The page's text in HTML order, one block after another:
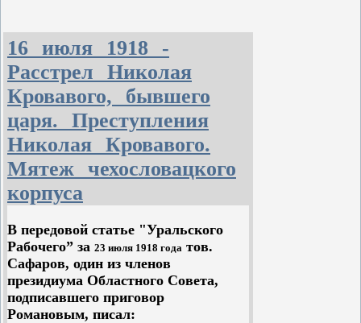
В беспрерывном грохоте битв, в
течение лет потрясавших еще не
окрепший организм Советской
России, не было времени
остановиться на этом эпизоде
рабочей революции.
Теперь же, подводя четырехлетние
итоги борьбы уральских рабочих за
коммунистическую революцию,
своевременно будет вспомнить о тех
обстоятельствах, которые
сопровождали последние дни
последнего царя.
I
16 июля 1918 -
Расстрел Николая
Кровавого, бывшего
царя. Преступления
Николая Кровавого.
Мятеж чехословацкого
корпуса
В передовой статье "Уральского
Рабочего” за 23 июля 1918 года тов.
Сафаров, один из членов
президиума Областного Совета,
подписавшего приговор
Романовым, писал: